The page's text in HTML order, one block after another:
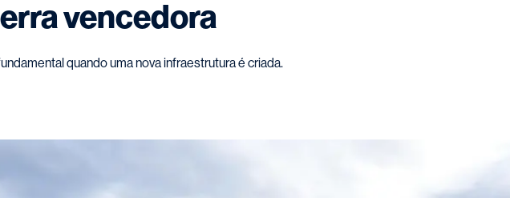
vencedora
quando uma nova infraestrutura é criada.